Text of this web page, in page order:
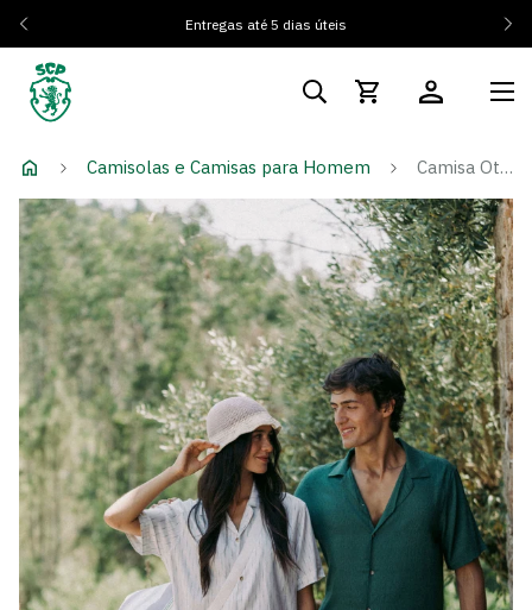
Entregas até 5 dias úteis
Camisolas e Camisas para Homem Camisa Otherwise Verde Escura